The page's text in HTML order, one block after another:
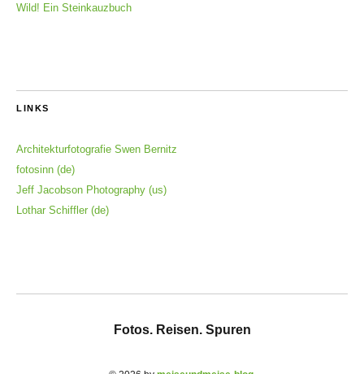
Wild! Ein Steinkauzbuch
LINKS
Architekturfotografie Swen Bernitz
fotosinn (de)
Jeff Jacobson Photography (us)
Lothar Schiffler (de)
Fotos. Reisen. Spuren